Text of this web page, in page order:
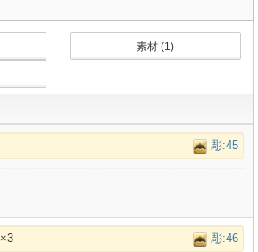
素材 (1)
彫:45
×3 彫:46